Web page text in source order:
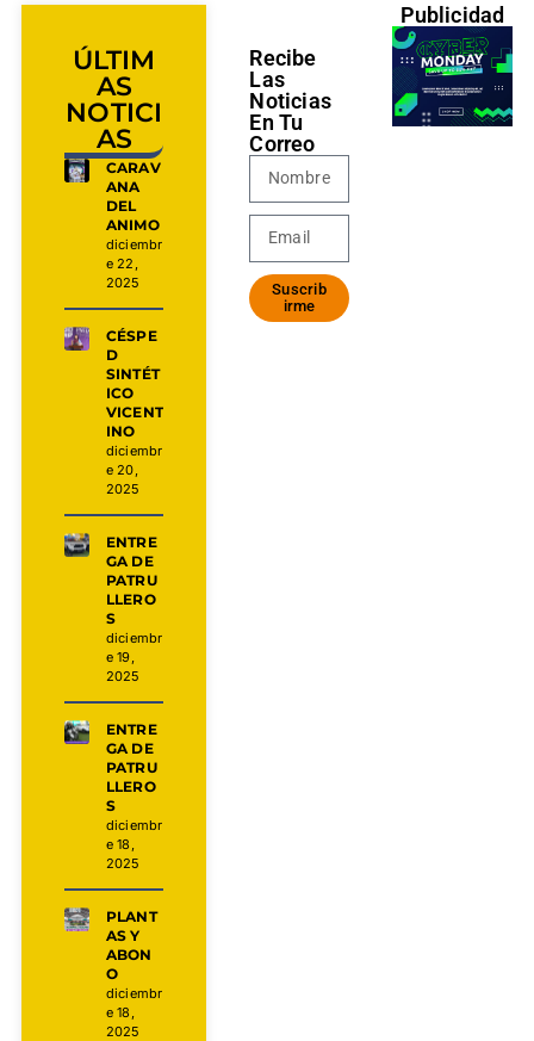
ÚLTIM
AS
NOTICI
AS
CARAV
ANA
DEL
ANIMO
diciembr
e 22,
2025
CÉSPE
D
SINTÉT
ICO
VICENT
INO
diciembr
e 20,
2025
ENTRE
GA DE
PATRU
LLERO
S
diciembr
e 19,
2025
ENTRE
GA DE
PATRU
LLERO
S
diciembr
e 18,
2025
PLANT
AS Y
ABON
O
diciembr
e 18,
2025
Recibe
Las
Noticias
En Tu
Correo
Suscrib
irme
Publicidad